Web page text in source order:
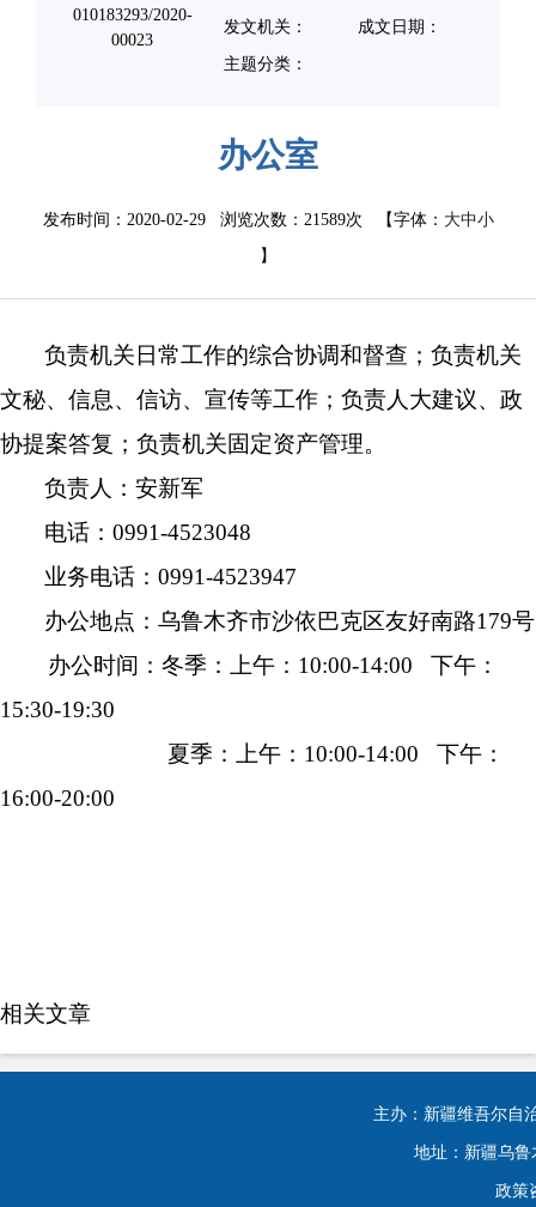
010183293/2020-
00023
发文机关： 成文日期：
主题分类：
办公室
发布时间：2020-02-29 浏览次数： 21589次 【字体： 大中小
】
负责机关日常工作的综合协调和督查；负责机关
文秘、信息、信访、宣传等工作；负责人大建议、政
协提案答复；负责机关固定资产管理。
负责人：安新军
电话：0991-4523048
业务电话：0991-4523947
办公地点：乌鲁木齐市沙依巴克区友好南路179号
办公时间：冬季：上午：10:00-14:00 下午：
15:30-19:30
夏季：上午：10:00-14:00 下午：
16:00-20:00
相关文章
主办：新疆维吾尔自
地址：新疆乌
政策